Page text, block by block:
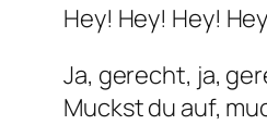
Hey! Hey! Hey!
Ja, gerecht, ja,
Muckst du auf,